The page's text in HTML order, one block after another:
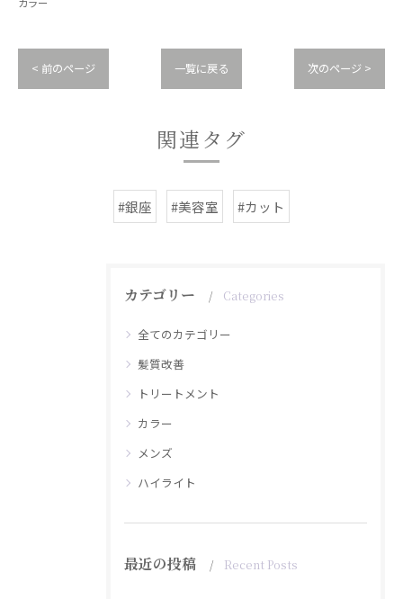
< 前のページ 一覧に戻る 次のページ >
関連タグ
#銀座 #美容室 #カット
カテゴリー Categories
全てのカテゴリー
髪質改善
トリートメント
カラー
メンズ
ハイライト
最近の投稿 Recent Posts